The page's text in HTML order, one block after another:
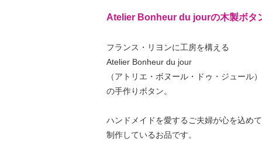
Atelier Bonheur du jourの木製ボタ
フランス・リヨンに工房を構える
Atelier Bonheur du jour
（アトリエ・ボヌール・ドゥ・ジュール）
の手作りボタン。
ハンドメイドを愛するご夫婦が心を込めて
制作しているお品です。